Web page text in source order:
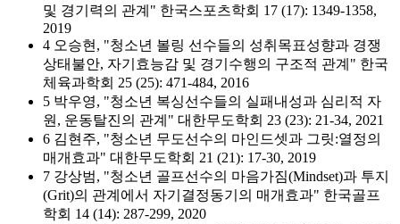
및 경기력의 관계" 한국스포츠학회 17 (17): 1349-1358,
2019
4 오승현, "청소년 볼링 선수들의 성취목표성향과 경쟁
상태불안, 자기효능감 및 경기수행의 구조적 관계" 한국
체육과학회 25 (25): 471-484, 2016
5 박우영, "청소년 복싱선수들의 실패내성과 심리적 자
원, 운동탈진의 관계" 대한무도학회 23 (23): 21-34, 2021
6 김현주, "청소년 무도선수의 마인드셋과 그릿:열정의
매개효과" 대한무도학회 21 (21): 17-30, 2019
7 강상범, "청소년 골프선수의 마음가짐(Mindset)과 투지
(Grit)의 관계에서 자기결정동기의 매개효과" 한국골프
학회 14 (14): 287-299, 2020